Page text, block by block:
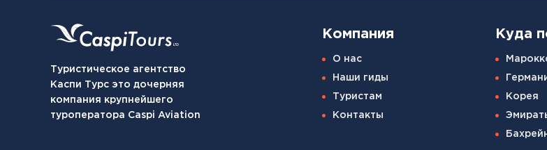
Туристическое агентство
Каспи Турс это дочерняя
компания крупнейшего
туроператора Caspi Aviation
Компания
О нас
Наши гиды
Туристам
Контакты
Куда
Корея